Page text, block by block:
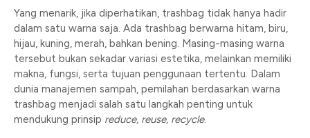
Yang menarik, jika diperhatikan, trashbag tidak hanya hadir
dalam satu warna saja. Ada trashbag berwarna hitam, biru,
hijau, kuning, merah, bahkan bening. Masing-masing warna
tersebut bukan sekadar variasi estetika, melainkan memiliki
makna, fungsi, serta tujuan penggunaan tertentu. Dalam
dunia manajemen sampah, pemilahan berdasarkan warna
trashbag menjadi salah satu langkah penting untuk
mendukung prinsip reduce, reuse, recycle.